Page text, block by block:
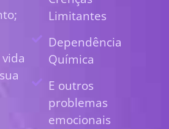
Limitantes
Dependência
Química
E outros
problemas
emocionais